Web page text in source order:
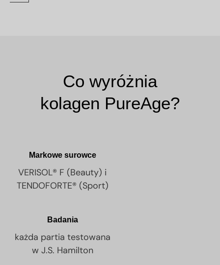
Co wyróżnia
kolagen PureAge?
Markowe surowce
VERISOL® F (Beauty) i
TENDOFORTE® (Sport)
Badania
każda partia testowana
w J.S. Hamilton